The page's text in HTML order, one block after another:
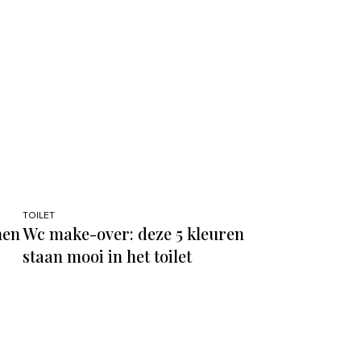
TOILET
Wc make-over: deze 5 kleuren
staan mooi in het toilet